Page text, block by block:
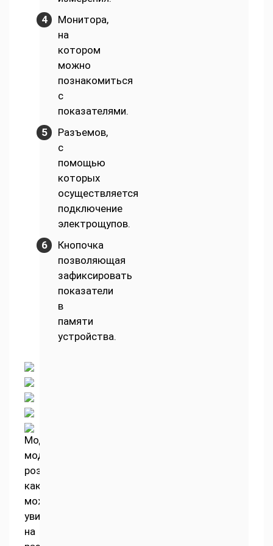
Монитора,
на
котором
можно
познакомиться
с
показателями.
Разъемов,
с
помощью
которых
осуществляется
подключение
электрощупов.
Кнопочка
позволяющая
зафиксировать
показатели
в
памяти
устройства.
Модель
модели
рознь,
как
можно
увидеть
на